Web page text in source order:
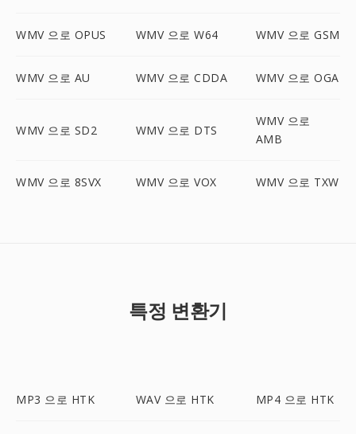
WMV 으로 OPUS WMV 으로 W64 WMV 으로 GSM
WMV 으로 AU WMV 으로 CDDA WMV 으로 OGA
WMV 으로 SD2 WMV 으로 DTS
WMV 으로
AMB
WMV 으로 8SVX WMV 으로 VOX WMV 으로 TXW
특정 변환기
MP3 으로 HTK WAV 으로 HTK MP4 으로 HTK